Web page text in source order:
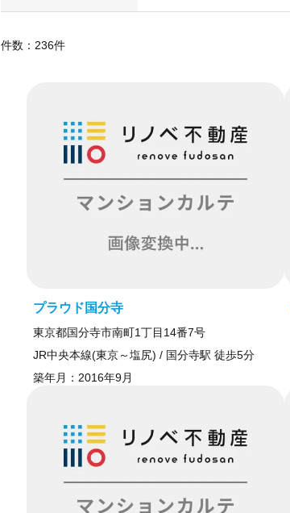
件数： 236件
プラウド国分寺
東京都国分寺市南町1丁目14番7号
JR中央本線(東京～塩尻) / 国分寺駅 徒歩5分
築年月： 2016年9月